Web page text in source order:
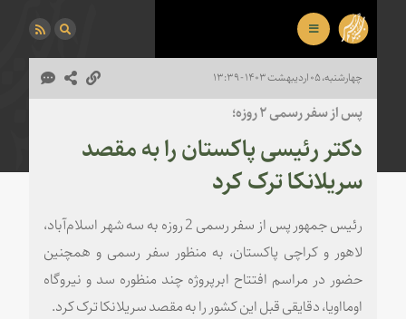
چهارشنبه، ۰۵ اردیبهشت ۱۴۰۳ - ۱۳:۳۹
پس از سفر رسمی ۲ روزه؛
دکتر رئیسی پاکستان را به مقصد
سریلانکا ترک کرد
رئیس جمهور پس از سفر رسمی 2 روزه به سه شهر اسلام‌آباد،
لاهور و کراچی پاکستان، به منظور سفر رسمی و همچنین
حضور در مراسم افتتاح ابرپروژه چند منظوره سد و نیروگاه
اومااویا، دقایقی قبل این کشور را به مقصد سریلانکا ترک کرد.